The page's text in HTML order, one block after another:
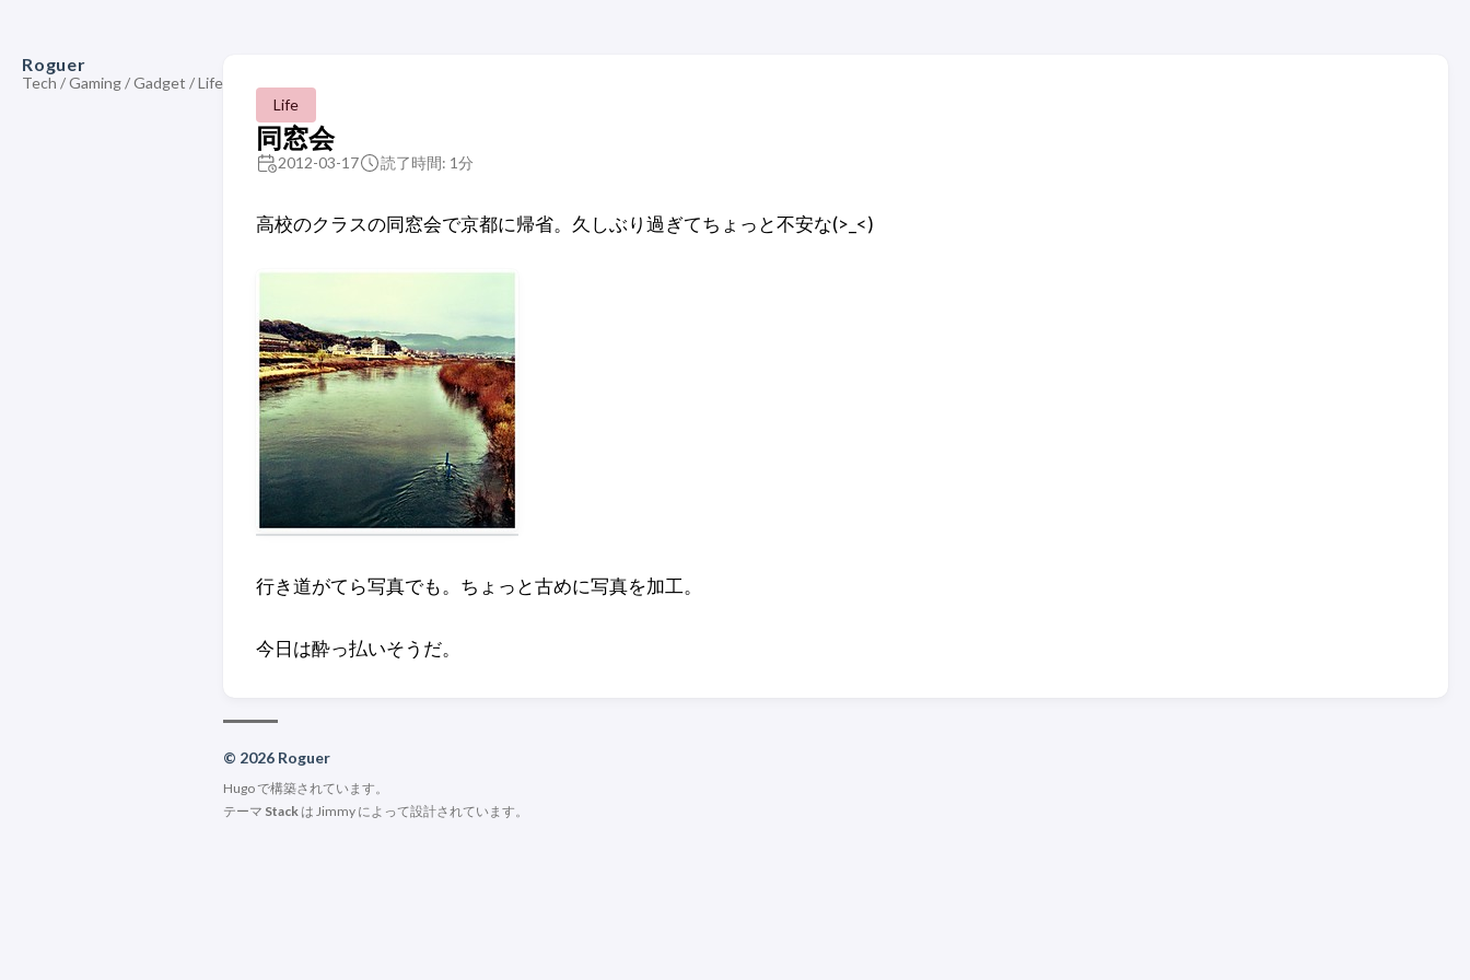
Roguer
Tech / Gaming / Gadget / Life
Life
同窓会
2012-03-17 読了時間: 1分
高校のクラスの同窓会で京都に帰省。久しぶり過ぎてちょっと不安な(>_<)
行き道がてら写真でも。ちょっと古めに写真を加工。
今日は酔っ払いそうだ。
© 2026 Roguer
Hugoで構築されています。
テーマ Stack は Jimmy によって設計されています。